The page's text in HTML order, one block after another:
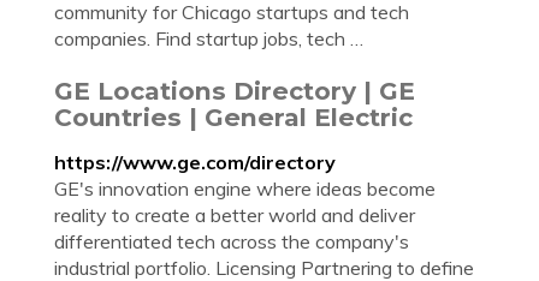
community for Chicago startups and tech
companies. Find startup jobs, tech …
GE Locations Directory | GE
Countries | General Electric
https://www.ge.com/directory
GE's innovation engine where ideas become
reality to create a better world and deliver
differentiated tech across the company's
industrial portfolio. Licensing Partnering to define